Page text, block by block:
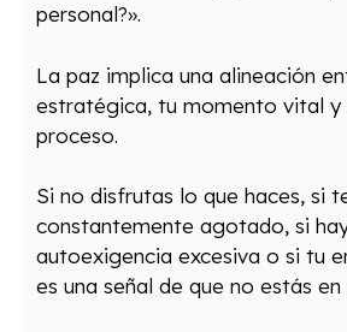
personal?».
La paz implica una alineación
estratégica, tu momento vital y
proceso.
Si no disfrutas lo que haces, si
constantemente agotado, si
autoexigencia excesiva o si tu
es una señal de que no estás en